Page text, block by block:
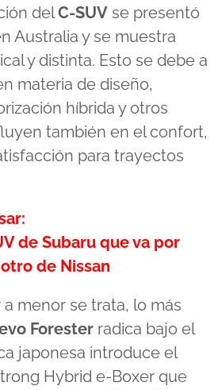
delC-SUV se presentó
Australia y se muestra
y distinta. Esto se debe a
materia de diseño,
híbrida y otros
también en el confort,
para trayectos
de Subaru que va por
de Nissan
a menor se trata, lo más
Forester radica bajo el
japonesa introduce el
Hybrid e-Boxer que